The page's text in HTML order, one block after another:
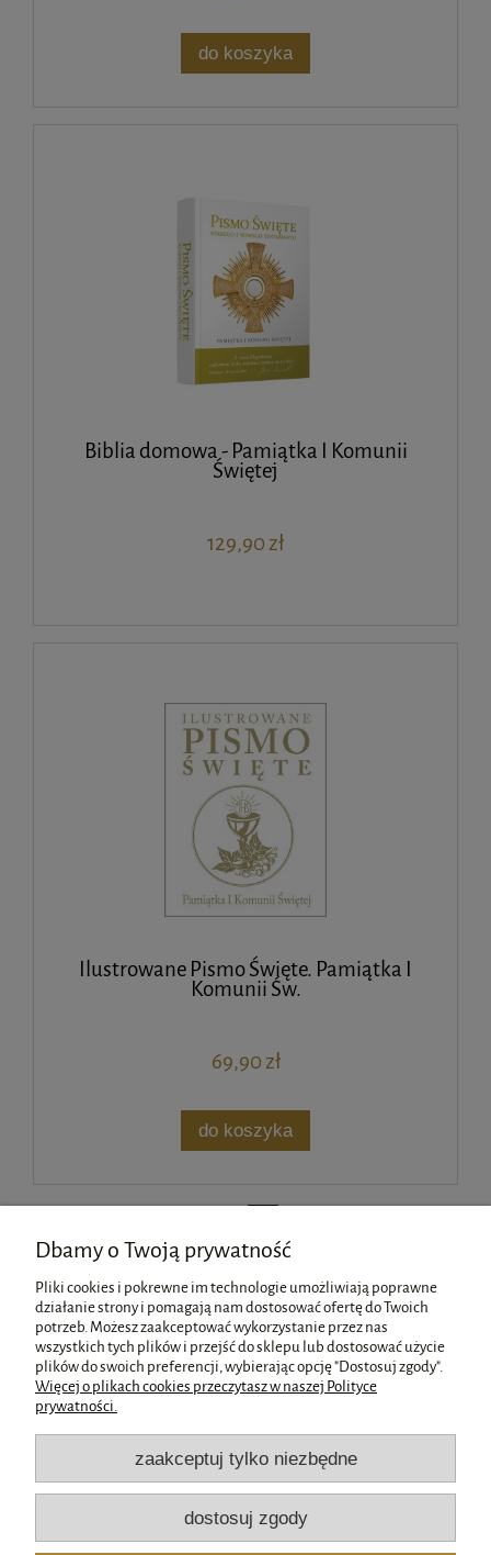
do koszyka
Biblia domowa - Pamiątka I Komunii
Świętej
129,90 zł
Ilustrowane Pismo Święte. Pamiątka I
Komunii Św.
69,90 zł
do koszyka
Pismo święte na komunie -
Pomoc
Płatności i dostawa
Informacje
Dbamy o Twoją prywatność
Pliki cookies i pokrewne im technologie umożliwiają poprawne
działanie strony i pomagają nam dostosować ofertę do Twoich
potrzeb. Możesz zaakceptować wykorzystanie przez nas
wszystkich tych plików i przejść do sklepu lub dostosować użycie
plików do swoich preferencji, wybierając opcję "Dostosuj zgody".
Więcej o plikach cookies przeczytasz w naszej Polityce
prywatności.
zaakceptuj tylko niezbędne
dostosuj zgody